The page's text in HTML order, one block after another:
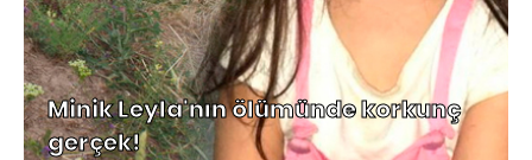
Minik Leyla'nın ölümünde korkunç
gerçek!